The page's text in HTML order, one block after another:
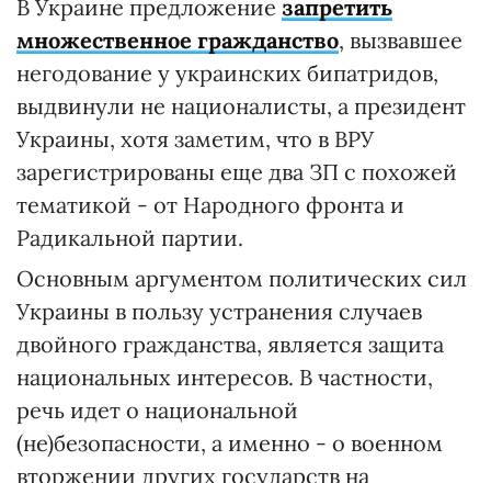
В Украине предложение запретить
множественное гражданство, вызвавшее
негодование у украинских бипатридов,
выдвинули не националисты, а президент
Украины, хотя заметим, что в ВРУ
зарегистрированы еще два ЗП с похожей
тематикой - от Народного фронта и
Радикальной партии.
Основным аргументом политических сил
Украины в пользу устранения случаев
двойного гражданства, является защита
национальных интересов. В частности,
речь идет о национальной
(не)безопасности, а именно - о военном
вторжении других государств на